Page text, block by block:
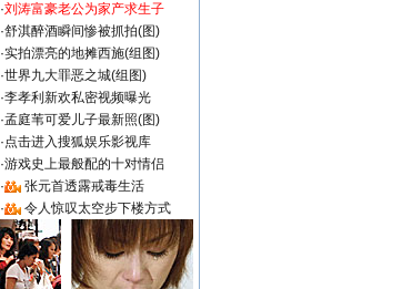
·刘涛富豪老公为家产求生子
·舒淇醉酒瞬间惨被抓拍(图)
·实拍漂亮的地摊西施(组图)
·世界九大罪恶之城(组图)
·李孝利新欢私密视频曝光
·孟庭苇可爱儿子最新照(图)
·点击进入搜狐娱乐影视库
·游戏史上最般配的十对情侣
·
张元首透露戒毒生活
· 令人惊叹太空步下楼方式